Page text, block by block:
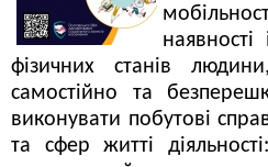
фізичних станів
самостійно та
виконувати побутові
та сфер житті